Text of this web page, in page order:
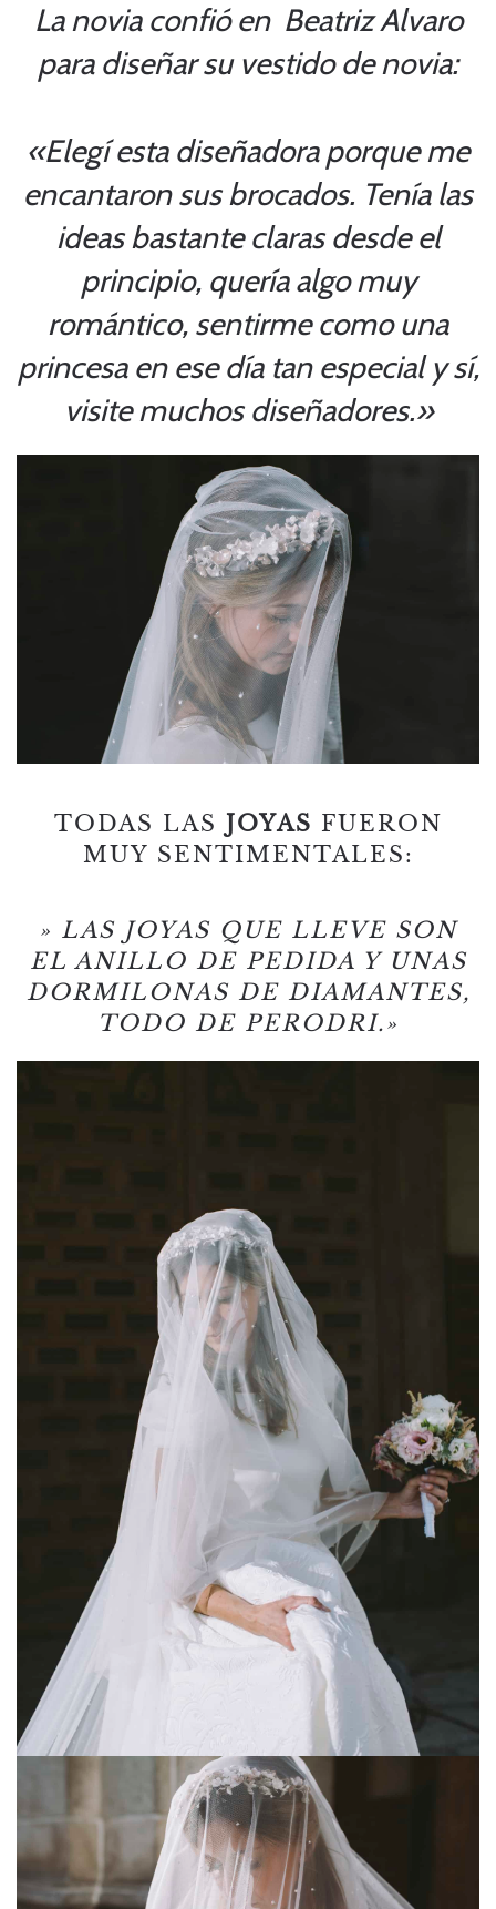
La novia confió en Beatriz Alvaro
para diseñar su vestido de novia:
«Elegí esta diseñadora porque me
encantaron sus brocados. Tenía las
ideas bastante claras desde el
principio, quería algo muy
romántico, sentirme como una
princesa en ese día tan especial y sí,
visite muchos diseñadores.»
TODAS LAS JOYAS FUERON
MUY SENTIMENTALES:
» LAS JOYAS QUE LLEVE SON
EL ANILLO DE PEDIDA Y UNAS
DORMILONAS DE DIAMANTES,
TODO DE PERODRI.»